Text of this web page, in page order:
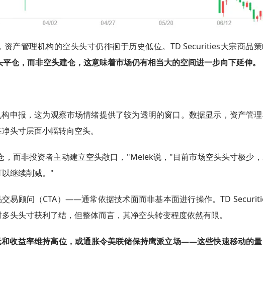
产管理机构的空头头寸仍徘徊于历史低位。TD Securities大宗商品
平仓，而非空头建仓，这意味着市场仍有相当大的空间进一步向下延伸。
申报，这为观察市场情绪提供了较为透明的窗口。数据显示，资产管
头寸层面小幅转向空头。
，而非投资者主动建立空头敞口，"Melek说，"目前市场空头头寸极少
继续削减。"
易顾问（CTA）——通常依据技术面而非基本面进行操作。TD
头头寸获利了结，但整体而言，其净空头转变程度依然有限。
收益率维持高位，或通胀令美联储保持鹰派立场——这些快速移动的